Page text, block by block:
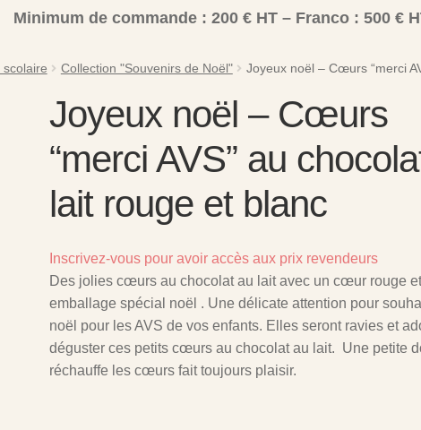
Minimum de commande : 200 € HT – Franco : 500 €
Collection "Souvenirs de Noël" Joyeux noël – Cœurs “merci
Joyeux noël – Cœurs
“merci AVS” au
lait rouge et blanc
Inscrivez-vous pour avoir accès aux prix revendeurs
Des jolies cœurs au chocolat au lait avec un cœur rouge
emballage spécial noël . Une délicate attention pour
noël pour les AVS de vos enfants. Elles seront ravies et
déguster ces petits cœurs au chocolat au lait. Une petite
réchauffe les cœurs fait toujours plaisir.